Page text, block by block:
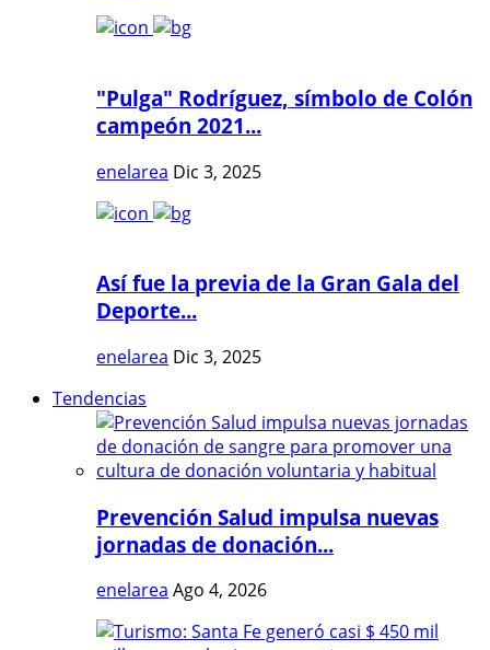
"Pulga" Rodríguez, símbolo de Colón
campeón 2021...
enelarea Dic 3, 2025
Así fue la previa de la Gran Gala del
Deporte...
enelarea Dic 3, 2025
Tendencias
Prevención Salud impulsa nuevas
jornadas de donación...
enelarea Ago 4, 2026